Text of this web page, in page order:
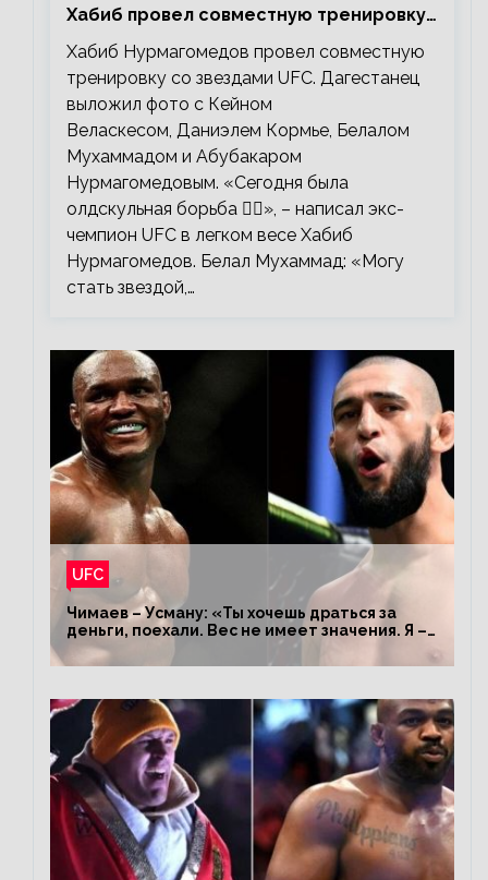
Хабиб провел совместную тренировку
со звездами UFC
Хабиб Нурмагомедов провел совместную
тренировку со звездами UFC. Дагестанец
выложил фото с Кейном
Веласкесом, Даниэлем Кормье, Белалом
Мухаммадом и Абубакаром
Нурмагомедовым. «Сегодня была
олдскульная борьба 🤼‍♂️», – написал экс-
чемпион UFC в легком весе Хабиб
Нурмагомедов. Белал Мухаммад: «Могу
стать звездой,…
UFC
Чимаев – Усману: «Ты хочешь драться за
деньги, поехали. Вес не имеет значения. Я –
король»